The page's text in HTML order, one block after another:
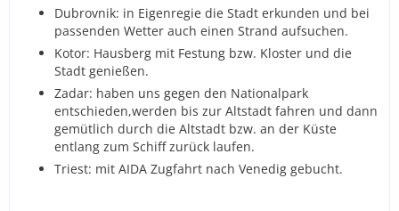
Dubrovnik: in Eigenregie die Stadt erkunden und bei
passenden Wetter auch einen Strand aufsuchen.
Kotor: Hausberg mit Festung bzw. Kloster und die
Stadt genießen.
Zadar: haben uns gegen den Nationalpark
entschieden,werden bis zur Altstadt fahren und dann
gemütlich durch die Altstadt bzw. an der Küste
entlang zum Schiff zurück laufen.
Triest: mit AIDA Zugfahrt nach Venedig gebucht.